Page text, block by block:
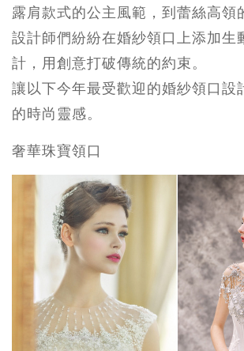
露肩款式的公主風範，到蕾絲高領
設計師們紛紛在婚紗領口上添加生
計，用創意打破傳統的約束。
讓以下今年最受歡迎的婚紗領口設
的時尚靈感。
奢華珠寶領口